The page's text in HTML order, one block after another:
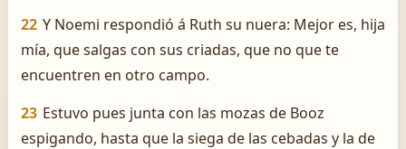
22 Y Noemi respondió á Ruth su nuera: Mejor es, hija
mía, que salgas con sus criadas, que no que te
encuentren en otro campo.
23 Estuvo pues junta con las mozas de Booz
espigando, hasta que la siega de las cebadas y la de